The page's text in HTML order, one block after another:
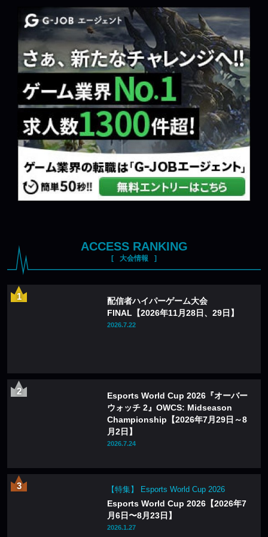
ACCESS RANKING
大会情報
配信者ハイパーゲーム大会
FINAL【2026年11月28日、29日】
2026.7.22
Esports World Cup 2026『オーバー
ウォッチ 2』OWCS: Midseason
Championship【2026年7月29日～8
月2日】
2026.7.24
【特集】 Esports World Cup 2026
Esports World Cup 2026【2026年7
月6日〜8月23日】
2026.1.27